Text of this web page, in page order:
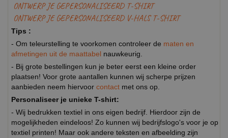
ONTWERP JE GEPERSONALISEERD T-SHIRT
ONTWERP JE GEPERSONALISEERD V-HALS T-SHIRT
Tips :
- Om teleurstelling te voorkomen controleer de maten en
afmetingen uit de maattabel nauwkeurig.
- Bij grote bestellingen kun je beter eerst een kleine order
plaatsen! Voor grote aantallen kunnen wij scherpe prijzen
aanbieden neem hiervoor contact met ons op.
Personaliseer je unieke T-shirt:
- Wij bedrukken textiel in ons eigen bedrijf. Hierdoor zijn de
mogelijkheden eindeloos! Zo kunnen wij bedrijfslogo's voor je op
textiel printen! Maar ook andere teksten en afbeelding zijn